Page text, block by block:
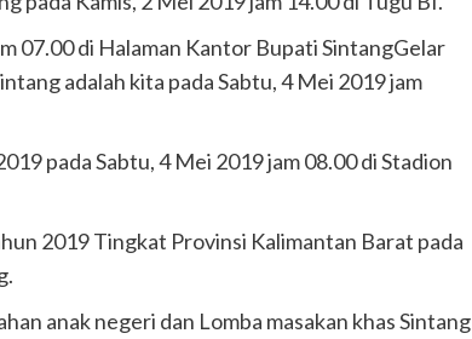
07.00 di Halaman Kantor Bupati SintangGelar
adalah kita pada Sabtu, 4 Mei 2019 jam
pada Sabtu, 4 Mei 2019 jam 08.00 di Stadion
2019 Tingkat Provinsi Kalimantan Barat pada
anak negeri dan Lomba masakan khas Sintang